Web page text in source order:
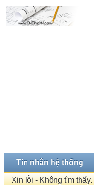
Tin nhắn hệ thống
Xin lỗi - Không tìm